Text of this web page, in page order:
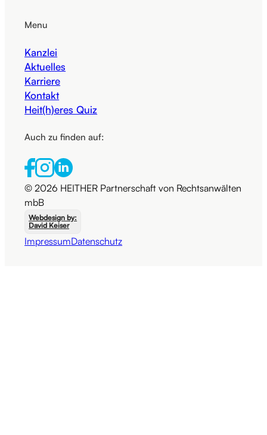
Menu
Kanzlei
Aktuelles
Karriere
Kontakt
Heit(h)eres Quiz
Auch zu finden auf:
© 2026 HEITHER Partnerschaft von Rechtsanwälten
mbB
ImpressumDatenschutz
Webdesign by:
David Keiser